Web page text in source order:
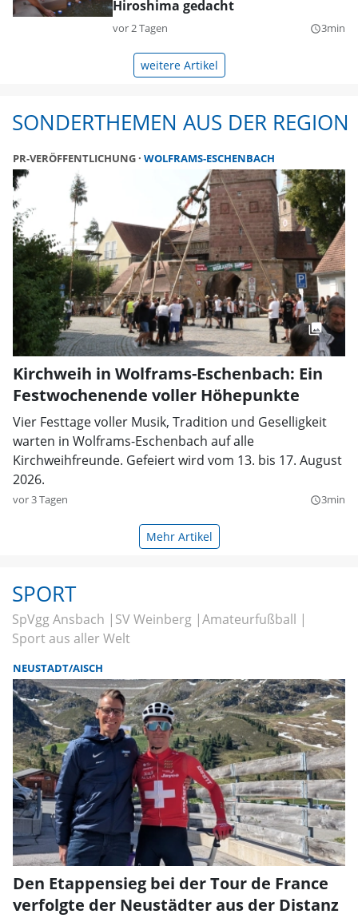
Hiroshima gedacht
vor 2 Tagen query_builder3min
weitere Artikel
SONDERTHEMEN AUS DER REGION
PR-VERÖFFENTLICHUNG WOLFRAMS-ESCHENBACH
Kirchweih in Wolframs-Eschenbach: Ein
Festwochenende voller Höhepunkte
Vier Festtage voller Musik, Tradition und Geselligkeit
warten in Wolframs-Eschenbach auf alle
Kirchweihfreunde. Gefeiert wird vom 13. bis 17. August
2026.
vor 3 Tagen query_builder3min
Mehr Artikel
SPORT
SpVgg Ansbach SV Weinberg Amateurfußball
Sport aus aller Welt
NEUSTADT/AISCH
Den Etappensieg bei der Tour de France
verfolgte der Neustädter aus der Distanz